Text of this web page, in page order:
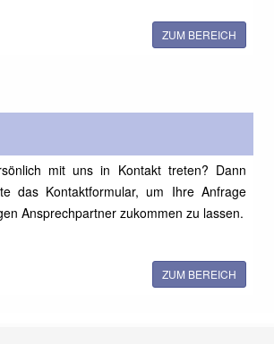
ZUM BEREICH
mit uns in Kontakt treten? Dann
das Kontaktformular, um Ihre Anfrage
Ansprechpartner zukommen zu lassen.
ZUM BEREICH